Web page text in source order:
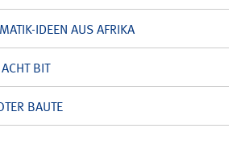
IDEEN AUS AFRIKA
BIT
BAUTE